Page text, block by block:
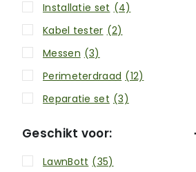
Installatie set (4)
Kabel tester (2)
Messen (3)
Perimeterdraad (12)
Reparatie set (3)
Geschikt voor:
LawnBott (35)